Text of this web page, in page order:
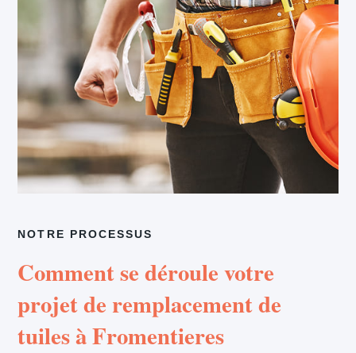
NOTRE PROCESSUS
Comment se déroule votre
projet de remplacement de
tuiles à Fromentieres